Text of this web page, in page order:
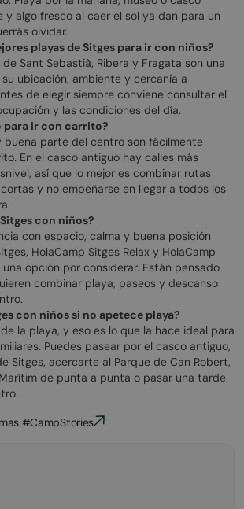
y algo fresco al caer el sol ya dan para un
olvidar.
playas de Sitges para ir con niños?
Sant Sebastià, Ribera y Fragata son una
ubicación, ambiente y cercanía a
de elegir siempre conviene consultar el
y las condiciones del día.
para ir con carrito?
buena parte del centro son fácilmente
En el casco antiguo hay calles más
así que lo mejor es combinar rutas
y no empeñarse en llegar a todos los
con niños?
con espacio, calma y buena posición
HolaCamp Sitges Relax y HolaCamp
opción por considerar. Están pensado
combinar playa, paseos y descanso
con niños si no apetece playa?
la playa, y eso es lo que la hace ideal para
Puedes pasear por el casco antiguo,
Sitges, acercarte al Parque de Can Robert,
de punta a punta o pasar una tarde
#CampStories